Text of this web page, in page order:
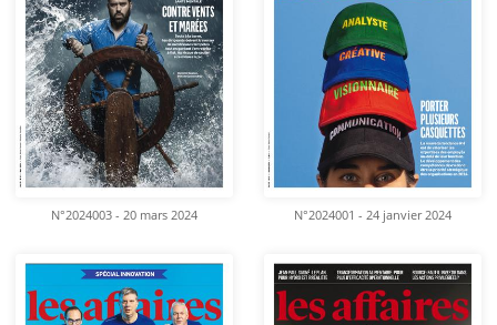
N°2024003 - 20 mars 2024 N°2024001 - 24 janvier 2024